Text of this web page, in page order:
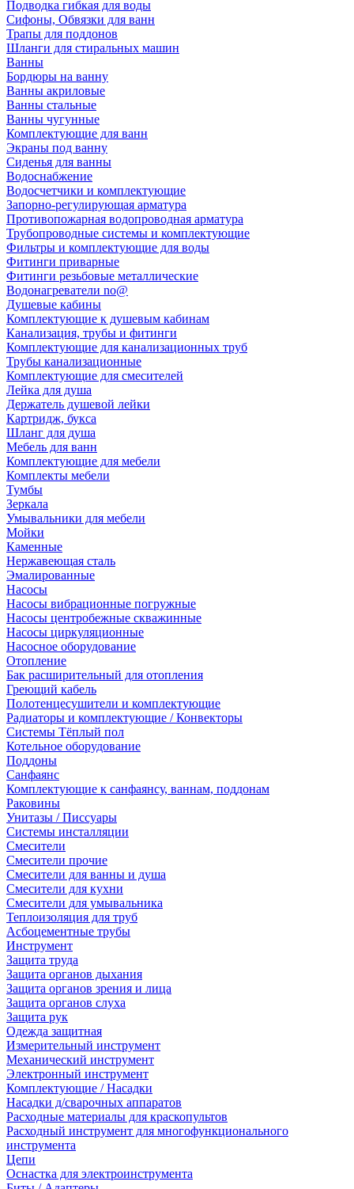
Подводка гибкая для воды
Сифоны, Обвязки для ванн
Трапы для поддонов
Шланги для стиральных машин
Ванны
Бордюры на ванну
Ванны акриловые
Ванны стальные
Ванны чугунные
Комплектующие для ванн
Экраны под ванну
Сиденья для ванны
Водоснабжение
Водосчетчики и комплектующие
Запорно-регулирующая арматура
Противопожарная водопроводная арматура
Трубопроводные системы и комплектующие
Фильтры и комплектующие для воды
Фитинги приварные
Фитинги резьбовые металлические
Водонагреватели no@
Душевые кабины
Комплектующие к душевым кабинам
Канализация, трубы и фитинги
Комплектующие для канализационных труб
Трубы канализационные
Комплектующие для смесителей
Лейка для душа
Держатель душевой лейки
Картридж, букса
Шланг для душа
Мебель для ванн
Комплектующие для мебели
Комплекты мебели
Тумбы
Зеркала
Умывальники для мебели
Мойки
Каменные
Нержавеющая сталь
Эмалированные
Насосы
Насосы вибрационные погружные
Насосы центробежные скважинные
Насосы циркуляционные
Насосное оборудование
Отопление
Бак расширительный для отопления
Греющий кабель
Полотенцесушители и комплектующие
Радиаторы и комплектующие / Конвекторы
Системы Тёплый пол
Котельное оборудование
Поддоны
Санфаянс
Комплектующие к санфаянсу, ваннам, поддонам
Раковины
Унитазы / Писсуары
Системы инсталляции
Смесители
Смесители прочие
Смесители для ванны и душа
Смесители для кухни
Смесители для умывальника
Теплоизоляция для труб
Асбоцементные трубы
Инструмент
Защита труда
Защита органов дыхания
Защита органов зрения и лица
Защита органов слуха
Защита рук
Одежда защитная
Измерительный инструмент
Механический инструмент
Электронный инструмент
Комплектующие / Насадки
Насадки д/сварочных аппаратов
Расходные материалы для краскопультов
Расходный инструмент для многофункционального
инструмента
Цепи
Оснастка для электроинструмента